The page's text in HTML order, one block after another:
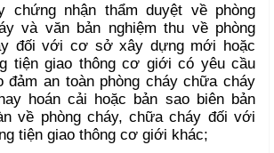
chứng nhận thẩm duyệt về phòng
và văn bản nghiệm thu về phòng
đối với cơ sở xây dựng mới hoặc
tiện giao thông cơ giới có yêu cầu
đảm an toàn phòng cháy chữa cháy
hoán cải hoặc bản sao biên bản
về phòng cháy, chữa cháy đối với
tiện giao thông cơ giới khác;